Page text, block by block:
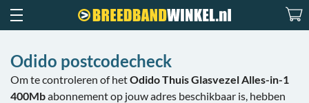
Odido postcodecheck
Om te controleren of hetOdido Thuis Glasvezel Alles-in-1
400Mbabonnement op jouw adres beschikbaar is, hebben